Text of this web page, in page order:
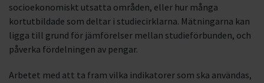
socioekonomiskt utsatta områden, eller hur många
kortutbildade som deltar i studiecirklarna. Mätningarna kan
ligga till grund för jämförelser mellan studieförbunden, och
påverka fördelningen av pengar.
Arbetet med att ta fram vilka indikatorer som ska användas,